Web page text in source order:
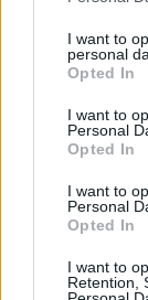
not limited to
grant or deny
use your data
consent section.
I want to
personal
Opted In
I want to
Personal
Opted In
I want to
Personal
Opted In
I want to
Retention,
versiones de
para
experiencia
variaciones
¿Estás listo
funciona